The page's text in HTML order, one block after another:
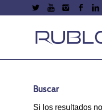
Buscar
Si los resultados